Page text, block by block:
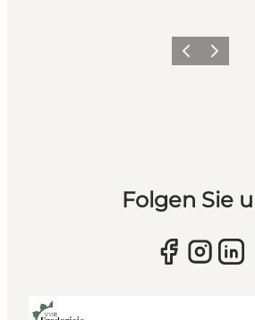
Vorherige Folie
Nächste
Folgen Sie